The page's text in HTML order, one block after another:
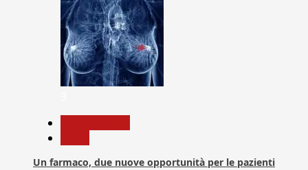
Un farmaco, due nuove opportunità per le pazienti